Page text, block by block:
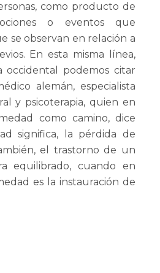
como producto de
o eventos que
se observan en relación a
En esta misma línea,
occidental podemos citar
alemán, especialista
y psicoterapia, quien en
como camino, dice
significa, la pérdida de
el trastorno de un
equilibrado, cuando en
es la instauración de